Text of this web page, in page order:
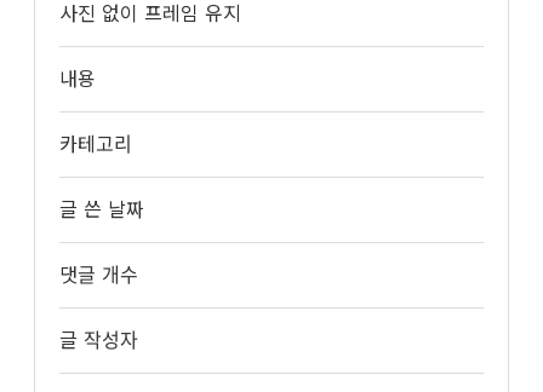
사진 없이 프레임 유지
내용
카테고리
글 쓴 날짜
댓글 개수
글 작성자